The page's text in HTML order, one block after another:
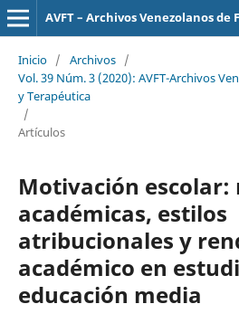
AVFT – Archivos Venezolanos
Inicio / Archivos /
Vol. 39 Núm. 3 (2020): AVFT-Archivos
y Terapéutica
/
Artículos
Motivación escolar:
académicas, estilos
atribucionales y
académico en
educación media